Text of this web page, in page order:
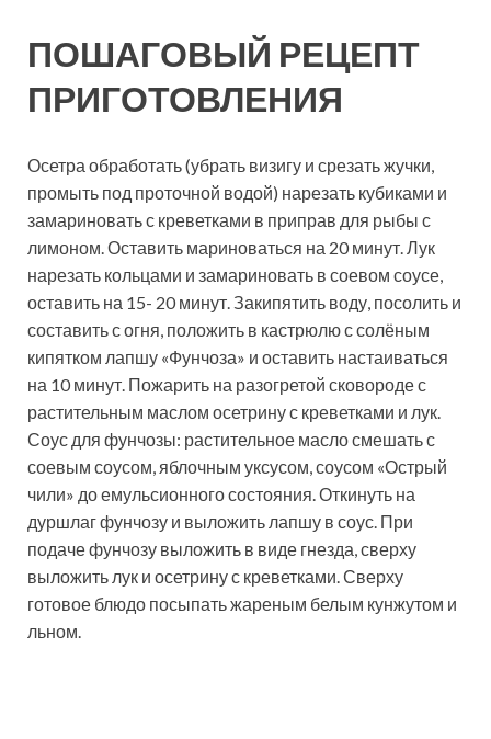
ПОШАГОВЫЙ РЕЦЕПТ
ПРИГОТОВЛЕНИЯ
Осетра обработать (убрать визигу и срезать жучки,
промыть под проточной водой) нарезать кубиками и
замариновать с креветками в приправ для рыбы с
лимоном. Оставить мариноваться на 20 минут. Лук
нарезать кольцами и замариновать в соевом соусе,
оставить на 15- 20 минут. Закипятить воду, посолить и
составить с огня, положить в кастрюлю с солёным
кипятком лапшу «Фунчоза» и оставить настаиваться
на 10 минут. Пожарить на разогретой сковороде с
растительным маслом осетрину с креветками и лук.
Соус для фунчозы: растительное масло смешать с
соевым соусом, яблочным уксусом, соусом «Острый
чили» до емульсионного состояния. Откинуть на
дуршлаг фунчозу и выложить лапшу в соус. При
подаче фунчозу выложить в виде гнезда, сверху
выложить лук и осетрину с креветками. Сверху
готовое блюдо посыпать жареным белым кунжутом и
льном.